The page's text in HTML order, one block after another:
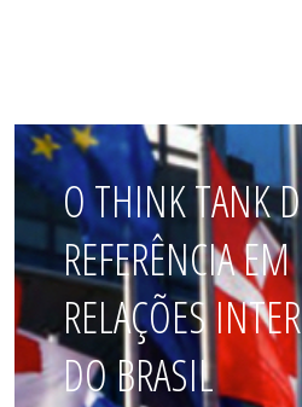
O THINK TANK
REFERÊNCIA EM
RELAÇÕES
DO BRASIL